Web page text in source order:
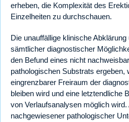
erheben, die Komplexität des
Einzelheiten zu durchschauen.
Die unauffällige klinische
sämtlicher diagnostischer
den Befund eines nicht
pathologischen Substrats ergeben,
eingrenzbarer Freiraum der
bleiben wird und eine letztendliche
von Verlaufsanalysen möglich
nachgewiesener pathologischer